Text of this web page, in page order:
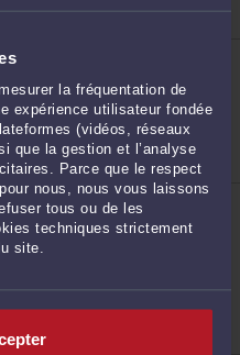
la fréquentation de
expérience utilisateur fondée
(vidéos, réseaux
que la gestion et l’analyse
Parce que le respect
nous, nous vous laissons
tous ou de les
techniques strictement
site.
affaires et de la concurrence
VILLENEUVE D ASCQ
vidéo
séparation
59000 LILLE
sociale et de la protection